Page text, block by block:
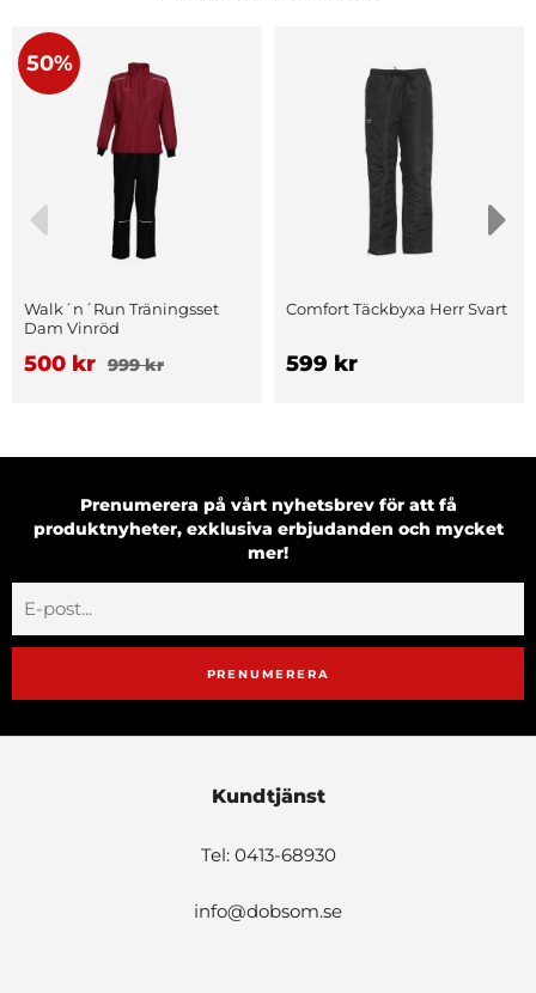
50%
Walk´n´Run Träningsset
Dam Vinröd
500 kr 999 kr
Comfort Täckbyxa Herr Svart
599 kr
Prenumerera på vårt nyhetsbrev för att få
produktnyheter, exklusiva erbjudanden och mycket
mer!
PRENUMERERA
Kundtjänst
Tel: 0413-68930
info@dobsom.se